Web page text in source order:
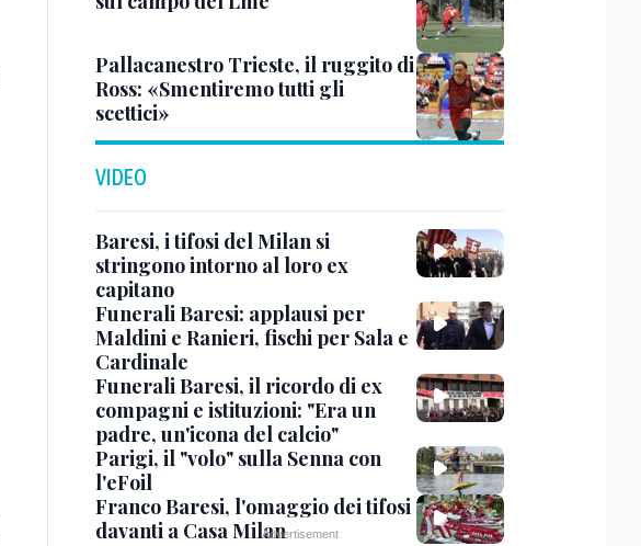
Pallacanestro Trieste, il ruggito di
Ross: «Smentiremo tutti gli
scettici»
VIDEO
Baresi, i tifosi del Milan si
stringono intorno al loro ex
capitano
Funerali Baresi: applausi per
Maldini e Ranieri, fischi per Sala e
Cardinale
Funerali Baresi, il ricordo di ex
compagni e istituzioni: "Era un
padre, un'icona del calcio"
Parigi, il "volo" sulla Senna con
l'eFoil
Franco Baresi, l'omaggio dei tifosi
davanti a Casa Milan